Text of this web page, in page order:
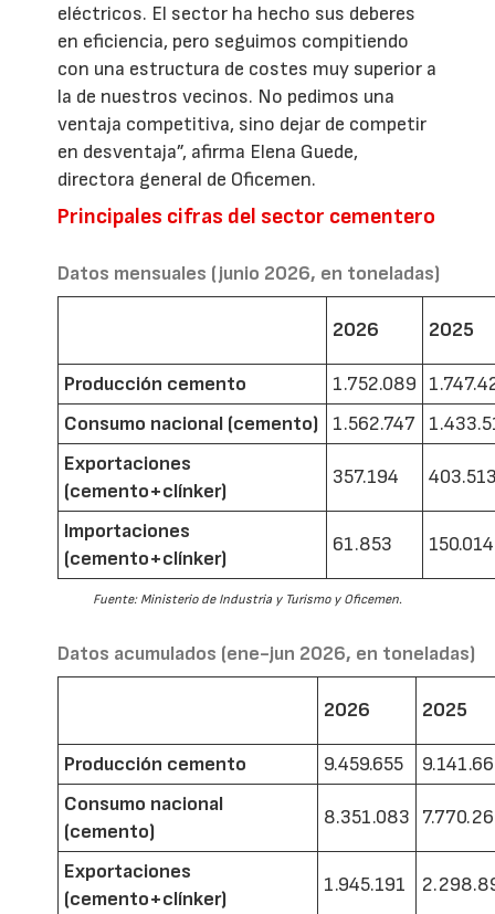
eléctricos. El sector ha hecho sus deberes
en eficiencia, pero seguimos compitiendo
con una estructura de costes muy superior a
la de nuestros vecinos. No pedimos una
ventaja competitiva, sino dejar de competir
en desventaja”, afirma Elena Guede,
directora general de Oficemen.
Principales cifras del sector cementero
Datos mensuales (junio 2026, en toneladas)
2026 2025
Producción cemento 1.752.089
Consumo nacional (cemento)
1.562.747
Exportaciones
(cemento+clínker)
357.194
Importaciones
(cemento+clínker)
61.853 150.014
Fuente: Ministerio de Industria y Turismo y Oficemen.
Datos acumulados (ene-jun 2026, en toneladas)
2026 2025
Producción cemento 9.459.655
Consumo nacional
(cemento)
8.351.083
Exportaciones
(cemento+clínker)
1.945.191